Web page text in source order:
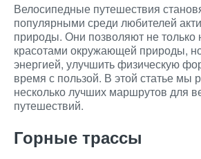
Велосипедные путешествия
популярными среди любителей
природы. Они позволяют не только
красотами окружающей природы,
энергией, улучшить физическую
время с пользой. В этой статье мы
несколько лучших маршрутов для
путешествий.
Горные трассы